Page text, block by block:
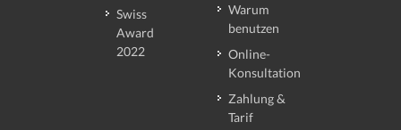
Swiss
Award
2022
Warum
benutzen
Online-
Konsultation
Zahlung &
Tarif